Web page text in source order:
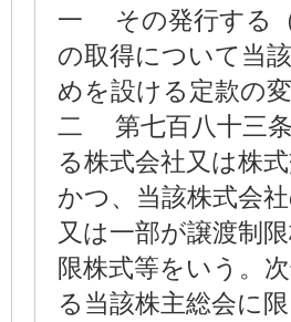
一 その発行する
の取得について当
めを設ける定款の
二 第七百八十三条
る株式会社又は株
かつ、当該株式会
又は一部が譲渡制
限株式等をいう。
る当該株主総会に限